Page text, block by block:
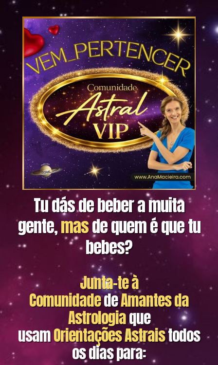
Tu dás de beber a muita
gente,masde quem é que tu
bebes?
Junta-te à
ComunidadedeAmantes da
Astrologiaque
usamOrientações Astraistodos
os diaspara: